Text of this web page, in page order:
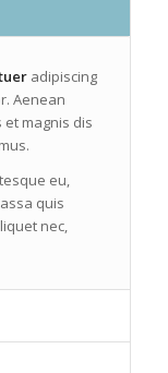
adipiscing
Aenean
magnis dis
eu,
quis
nec,